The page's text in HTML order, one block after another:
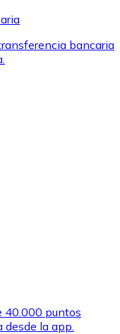
comprar
favoritas con
bancaria
40.000 puntos
la app.